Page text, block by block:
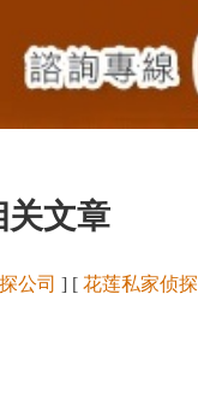
关文章
公司 ] [花莲私家侦探